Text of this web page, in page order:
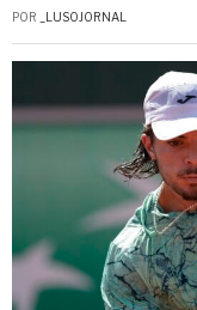
POR _LUSOJORNAL